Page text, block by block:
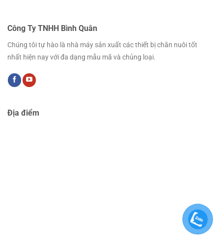
Công Ty TNHH Bình Quân
Chúng tôi tự hào là nhà máy sản xuất các thiết bị chăn nuôi tốt
nhất hiện nay với đa dạng mẫu mã và chủng loại.
Địa điểm